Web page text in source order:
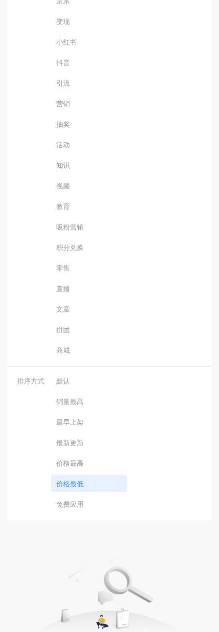
变现
小红书
抖音
引流
营销
抽奖
活动
知识
视频
教育
吸粉营销
积分兑换
零售
直播
文章
拼团
商城
排序方式 默认
销量最高
最早上架
最新更新
价格最高
价格最低
免费应用